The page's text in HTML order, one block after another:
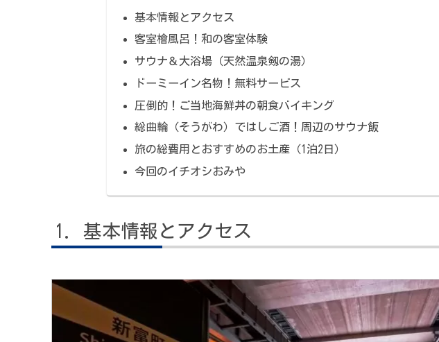
基本情報とアクセス
客室檜風呂！和の客室体験
サウナ＆大浴場（天然温泉剱の湯）
ドーミーイン名物！無料サービス
圧倒的！ご当地海鮮丼の朝食バイキング
総曲輪（そうがわ）ではしご酒！周辺のサウナ飯
旅の総費用とおすすめのお土産（1泊2日）
今回のイチオシおみや
基本情報とアクセス